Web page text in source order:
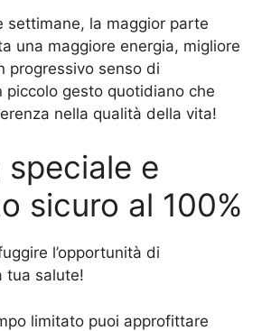
settimane, la maggior parte
una maggiore energia, migliore
progressivo senso di
piccolo gesto quotidiano che
nella qualità della vita!
e
sicuro al 100%
l’opportunità di
tua salute!
limitato puoi approfittare